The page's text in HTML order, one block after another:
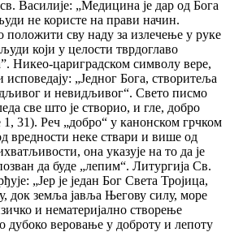
Василије: „Медицина је дар од Бога
не користе на прави начин.
положити сву наду за излечење у руке
који у целости тврдоглаво
Никео-цариградском символу вере,
„Једног Бога, створитеља
и невидљивог“. Свето писмо
све што је створио, и гле, добро
31). Реч „добро“ у канонском грчком
вредности неке ствари и више од
она указује на то да је
да буде „лепим“. Литургија Св.
„Јер је један Бог Света Тројица,
док земља јавља Његову силу, море
и нематеријално створење
веровање у доброту и лепоту